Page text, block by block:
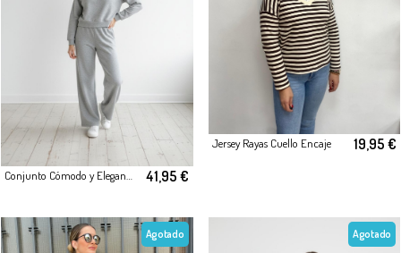
41,95 €
Jersey Rayas Cuello Encaje 19,95 €
Agotado Agotado